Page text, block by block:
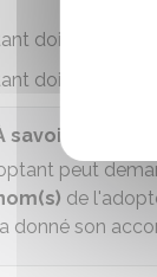
doit recueillir
doit
savoir
peut
de
donné son